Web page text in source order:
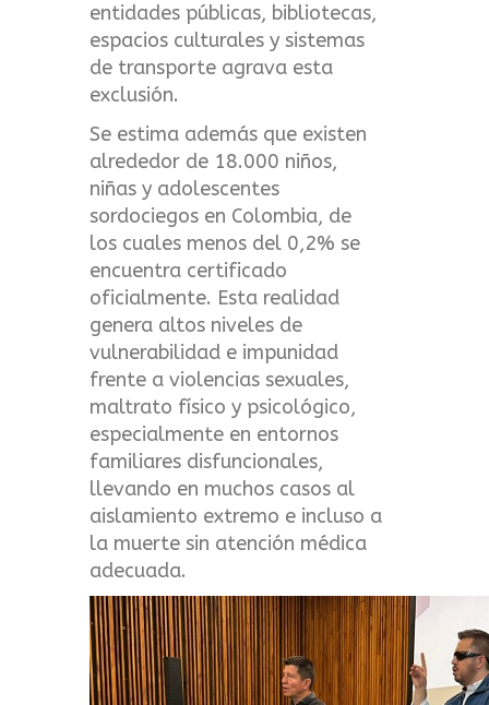
entidades públicas, bibliotecas,
espacios culturales y sistemas
de transporte agrava esta
exclusión.
Se estima además que existen
alrededor de 18.000 niños,
niñas y adolescentes
sordociegos en Colombia, de
los cuales menos del 0,2% se
encuentra certificado
oficialmente. Esta realidad
genera altos niveles de
vulnerabilidad e impunidad
frente a violencias sexuales,
maltrato físico y psicológico,
especialmente en entornos
familiares disfuncionales,
llevando en muchos casos al
aislamiento extremo e incluso a
la muerte sin atención médica
adecuada.